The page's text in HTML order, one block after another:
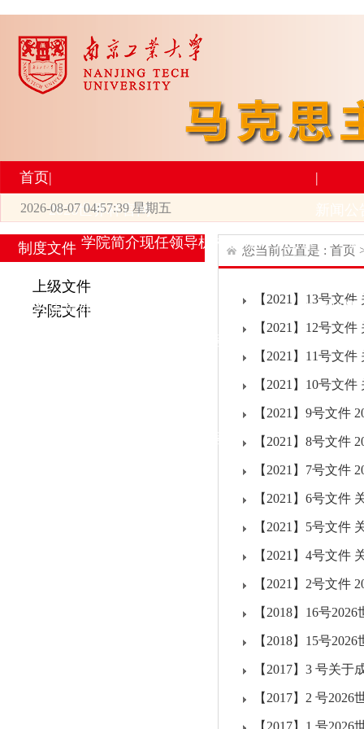
首页|
2026世界杯官网
学院简介现任领导机构设置师资力量
|
研究生培养
学生活动
学术科研
工会活动
2026-08-07 04:57:39 星期五
制度文件
上级文件
学院文件
您当前位置是 : 首页
【2021】13号文
【2021】12号文
【2021】11号文
【2021】10号文
【2021】9号文件
【2021】8号文件
【2021】7号文件
【2021】6号文件
【2021】5号文件
【2021】4号文件
【2021】2号文件
【2018】16号
【2018】15号
【2017】3 号关
【2017】2 号
【2017】1 号